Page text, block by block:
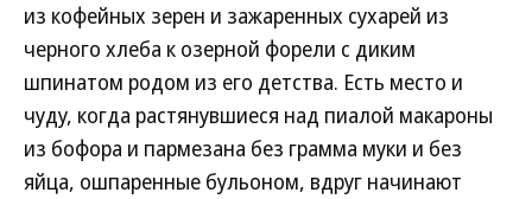
из кофейных зерен и зажаренных сухарей из
черного хлеба к озерной форели с диким
шпинатом родом из его детства. Есть место и
чуду, когда растянувшиеся над пиалой макароны
из бофора и пармезана без грамма муки и без
яйца, ошпаренные бульоном, вдруг начинают